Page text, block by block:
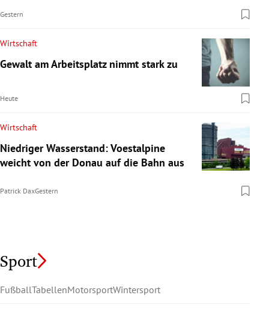
Gestern
Wirtschaft
Gewalt am Arbeitsplatz nimmt stark zu
Heute
Wirtschaft
Niedriger Wasserstand: Voestalpine
weicht von der Donau auf die Bahn aus
Patrick DaxGestern
Sport
FußballTabellenMotorsportWintersport